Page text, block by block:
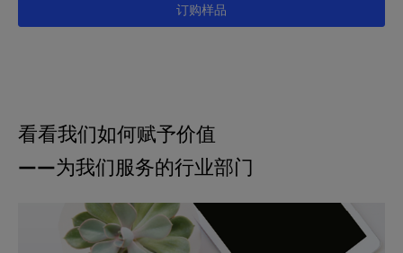
订购样品
看看我们如何赋予价值
——为我们服务的行业部门